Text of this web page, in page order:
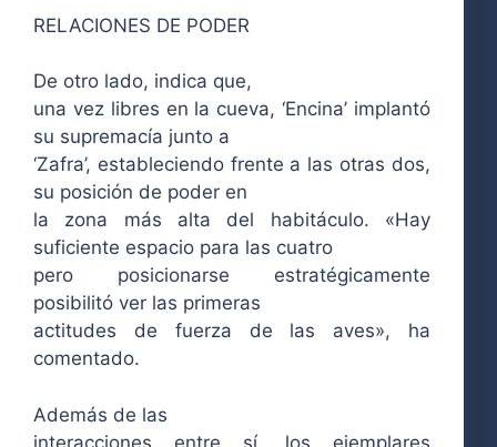
RELACIONES DE PODER
De otro lado, indica que,
una vez libres en la cueva, ‘Encina’ implantó
su supremacía junto a
‘Zafra’, estableciendo frente a las otras dos,
su posición de poder en
la zona más alta del habitáculo. «Hay
suficiente espacio para las cuatro
pero posicionarse estratégicamente
posibilitó ver las primeras
actitudes de fuerza de las aves», ha
comentado.
Además de las
interacciones entre sí, los ejemplares